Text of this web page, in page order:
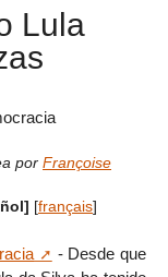
Lula
por Françoise
[français]
- Desde que